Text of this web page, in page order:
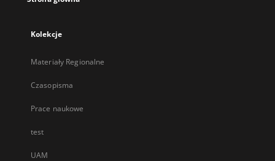
Kolekcje
Materiały Regionalne
Czasopisma
Prace naukowe
test
UAM